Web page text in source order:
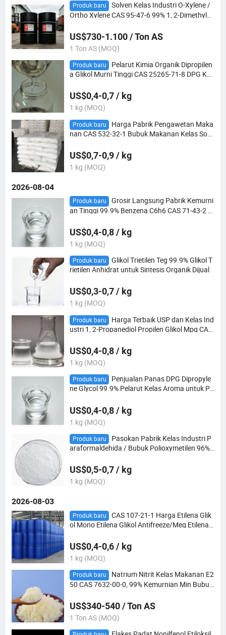
Produk baru
Solven Kelas Industri O-Xylene /
Ortho Xylene CAS 95-47-6 99% 1, 2-Dimethylbe
US$730-1.100 / Ton AS
1 Ton AS (MOQ)
Produk baru
Pelarut Kimia Organik Dipropilen
a Glikol Murni Tinggi CAS 25265-71-8 DPG Kel
US$0,4-0,7 / kg
1 kg (MOQ)
Produk baru
Harga Pabrik Pengawetan Maka
nan CAS 532-32-1 Bubuk Makanan Kelas Sodi
US$0,7-0,9 / kg
1 kg (MOQ)
2026-08-04
Produk baru
Grosir Langsung Pabrik Kemurni
an Tinggi 99.9% Benzena C6h6 CAS 71-43-2 P
tri Kimia
US$0,4-0,8 / kg
1 kg (MOQ)
Produk baru
Glikol Trietilen Teg 99.9% Glikol T
rietilen Anhidrat untuk Sintesis Organik Dijual
US$0,3-0,7 / kg
1 kg (MOQ)
Produk baru
Harga Terbaik USP dan Kelas Ind
ustri 1, 2-Propanediol Propilen Glikol Mpg CAS
US$0,4-0,8 / kg
1 kg (MOQ)
Produk baru
Penjualan Panas DPG Dipropyle
ne Glycol 99.9% Pelarut Kelas Aroma untuk Pe
US$0,4-0,8 / kg
1 kg (MOQ)
Produk baru
Pasokan Pabrik Kelas Industri P
araformaldehida / Bubuk Polioxymetilen 96%
US$0,5-0,7 / kg
1 kg (MOQ)
2026-08-03
Produk baru
CAS 107-21-1 Harga Etilena Glik
ol Mono Etilena Glikol Antifreeze/Meg Etilena
US$0,4-0,6 / kg
1 kg (MOQ)
Produk baru
Natrium Nitrit Kelas Makanan E2
50 CAS 7632-00-0, 99% Kemurnian Min Bubuk
Pengolahan Daging, Grosir Pabrik
US$340-540 / Ton AS
1 Ton AS (MOQ)